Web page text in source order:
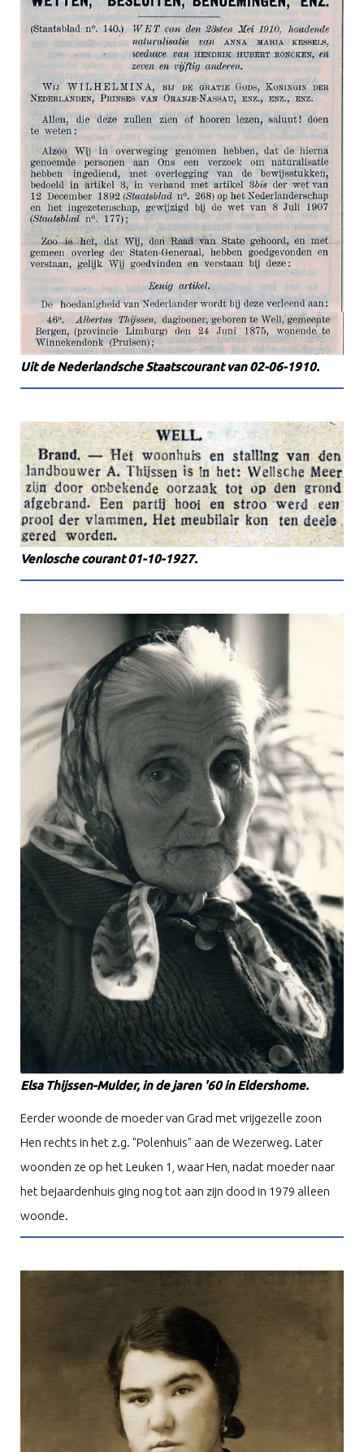
Uit de Nederlandsche Staatscourant van 02-06-1910.
Venlosche courant 01-10-1927.
Elsa Thijssen-Mulder, in de jaren '60 in Eldershome.
Eerder woonde de moeder van Grad met vrijgezelle zoon
Hen rechts in het z.g. "Polenhuis" aan de Wezerweg. Later
woonden ze op het Leuken 1, waar Hen, nadat moeder naar
het bejaardenhuis ging nog tot aan zijn dood in 1979 alleen
woonde.